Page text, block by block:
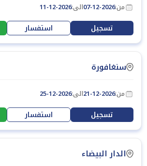
من:07-12-2026الى:11-12-2026
تسجيل استفسار
سنغافورة
من:21-12-2026الى:25-12-2026
تسجيل استفسار
الدار البيضاء